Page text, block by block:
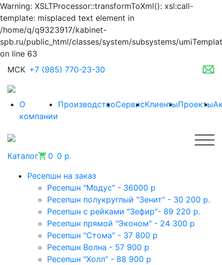
Warning: XSLTProcessor::transformToXml(): xsl:call-
template: misplaced text element in
/home/q/q9323917/kabinet-
spb.ru/public_html/classes/system/subsystems/
on line 63
МСК +7 (985) 770-23-30
О
компании
ПроизводствоСервисКлиентыПроекты
Каталог 0 0 р.
Ресепшн на заказ
Ресепшн "Модус" - 36000 р
Ресепшн полукруглый "Зенит" - 30 200 р.
Ресепшн с рейками "Зефир"- 89 220 р.
Ресепшн прямой "Эконом" - 24 300 р
Ресепшн "Стома" - 37 800 р
Ресепшн Волна - 57 900 р
Ресепшн "Холл" - 88 900 р